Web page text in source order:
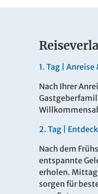
1. Tag | Anreise
Nach Ihrer
2. Tag |
Nach dem
entspannte
erholen.
sorgen für